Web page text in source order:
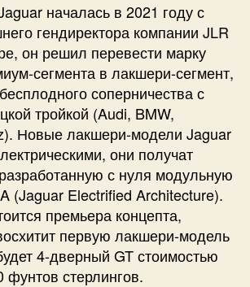
началась в 2021 году с
гендиректора компании JLR
он решил перевести марку
сегмента в лакшери-сегмент,
соперничества с
тройкой (Audi, BMW,
Новые лакшери-модели Jaguar
они получат
с нуля модульную
(Jaguar Electrified Architecture).
премьера концепта,
первую лакшери-модель
4-дверный GT стоимостью
стерлингов.